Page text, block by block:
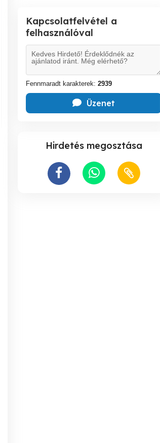
Kapcsolatfelvétel a
felhasználóval
Fennmaradt karakterek: 2939
Üzenet
Hirdetés megosztása